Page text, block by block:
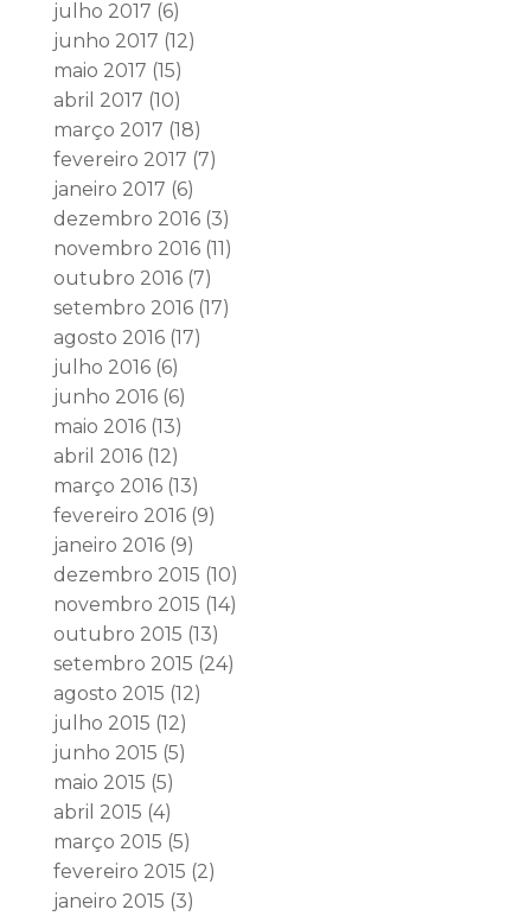
julho 2017 (6)
junho 2017 (12)
maio 2017 (15)
abril 2017 (10)
março 2017 (18)
fevereiro 2017 (7)
janeiro 2017 (6)
dezembro 2016(3)
novembro 2016(11)
outubro 2016(7)
setembro 2016(17)
agosto 2016(17)
julho 2016(6)
junho 2016(6)
maio 2016(13)
abril 2016(12)
março 2016(13)
fevereiro 2016(9)
janeiro 2016(9)
dezembro 2015 (10)
novembro 2015 (14)
outubro 2015 (13)
setembro 2015 (24)
agosto 2015 (12)
julho 2015 (12)
junho 2015 (5)
maio 2015 (5)
abril 2015 (4)
março 2015 (5)
fevereiro 2015 (2)
janeiro 2015 (3)